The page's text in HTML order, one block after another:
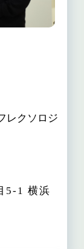
クソロジスト
5-1 横浜